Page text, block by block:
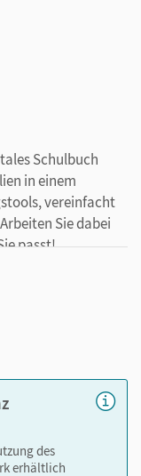
Schulbuch
in einem
vereinfacht
Sie dabei
passt!
(inkl.
und
den Aufgaben des
des
erhältlich